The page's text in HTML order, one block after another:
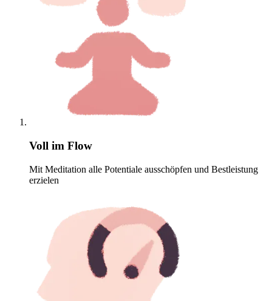
Voll im Flow
Mit Meditation alle Potentiale ausschöpfen und Bestleistung
erzielen